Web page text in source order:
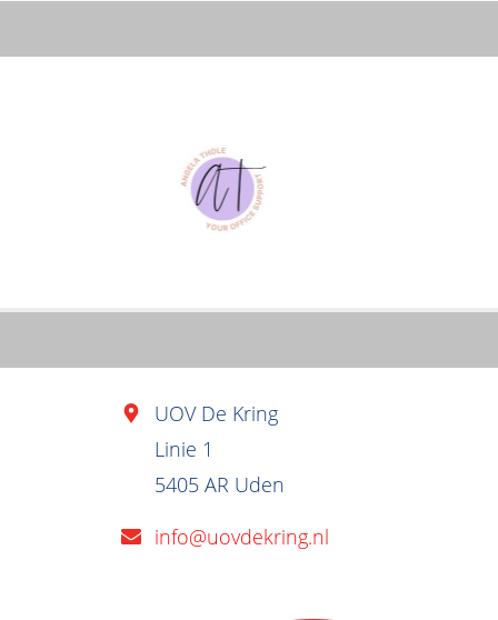
UOV De Kring
Linie 1
5405 AR Uden
info@uovdekring.nl